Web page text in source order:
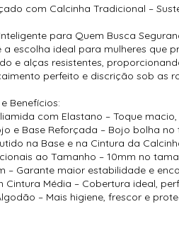
com Calcinha Tradicional –
para Quem Busca
a escolha ideal para mulheres
e alças resistentes,
perfeito e discrição sob as
Benefícios:
com Elastano – Toque
e Base Reforçada – Bojo bolha
na Base e na Cintura da
ao Tamanho – 10mm no
– Garante maior estabilidade e
Cintura Média – Cobertura ideal,
– Mais higiene, frescor e